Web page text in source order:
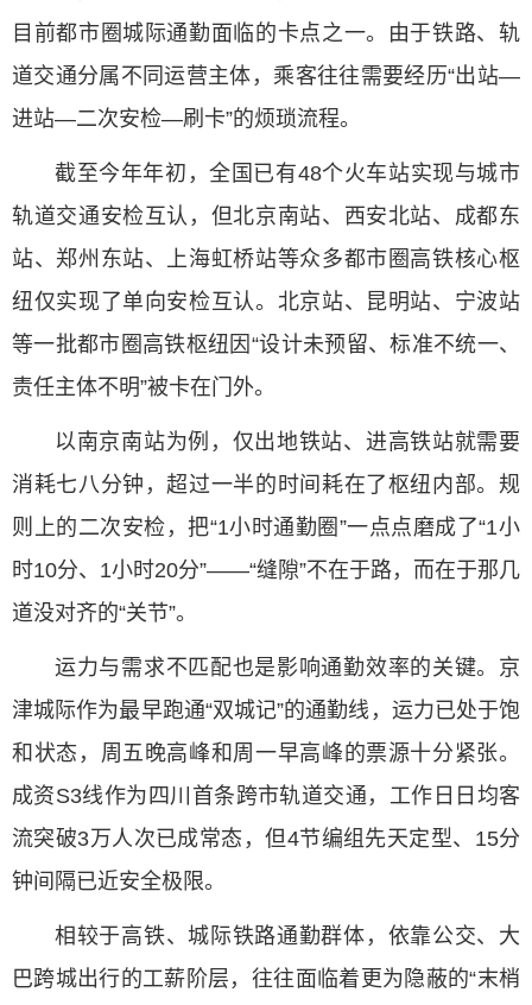
目前都市圈城际通勤面临的卡点之一。由于铁路、轨
道交通分属不同运营主体，乘客往往需要经历“出站—
进站—二次安检—刷卡”的烦琐流程。
截至今年年初，全国已有48个火车站实现与城市
轨道交通安检互认，但北京南站、西安北站、成都东
站、郑州东站、上海虹桥站等众多都市圈高铁核心枢
纽仅实现了单向安检互认。北京站、昆明站、宁波站
等一批都市圈高铁枢纽因“设计未预留、标准不统一、
责任主体不明”被卡在门外。
以南京南站为例，仅出地铁站、进高铁站就需要
消耗七八分钟，超过一半的时间耗在了枢纽内部。规
则上的二次安检，把“1小时通勤圈”一点点磨成了“1小
时10分、1小时20分”——“缝隙”不在于路，而在于那几
道没对齐的“关节”。
运力与需求不匹配也是影响通勤效率的关键。京
津城际作为最早跑通“双城记”的通勤线，运力已处于饱
和状态，周五晚高峰和周一早高峰的票源十分紧张。
成资S3线作为四川首条跨市轨道交通，工作日日均客
流突破3万人次已成常态，但4节编组先天定型、15分
钟间隔已近安全极限。
相较于高铁、城际铁路通勤群体，依靠公交、大
巴跨城出行的工薪阶层，往往面临着更为隐蔽的“末梢